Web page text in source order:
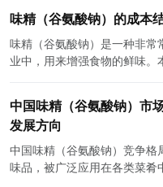
的数据来源，我们可以更加全
市场前景，为相关行业的决策
的纯度和稳定性，将成为行
产设备和工艺，对味精（谷
厂生产的效益和资源利用率
酸钠）行业竞争力的重要源泉。 最后，品质提升是中国味精（
理，加强原材料的选择和检验
的安全性和口感。此举既可
够提高产品的附加值和竞争力
境下，中国味精（谷氨酸钠
水平，提供更符合市场需求的产品。 综上所述，中国
市场前景广阔 味精作为一种重要的调味品，在中国菜肴中几乎无处不
在。随着人们生活水平的提
需求量也在不断增长。尤其是
际市场上具有较高的竞争力。
进入了欧美、东南亚等国家
中国食品行业技术水平的不断
步扩大份额。尤其是在一带
去”，推动中国味精品牌在全球范围内的推
了广泛的生产基地和销售网
其他调味品、功能性食品和
推出新产品以满足消费者的需
场中具有较高的知名度和市
司产品质量可靠，广泛应用于各种食品行业。
售味精产品外，还专注于研
发团队，并与国内外高校、科
力于提供高品质、安全可靠
于食品行业。味精的主要消
着中国人民生活水平的提高
工企业对于味精的需求也在不
此之外，随着中国人口结构
消费增长。老年人由于口味较
上几个因素综合影响了中国味精的下游
下游影响来说，首先是对原材
钠作为原材料，因此味精的
味精（谷氨酸钠）的成本
味精（谷氨酸钠）是一种非
业中，用来增强食物的鲜味
要原料是谷氨酸钠，其主要
氨基酸，天然存在于很多食
成的谷氨酸通常是通过用微生
酸合成需要原料成本和生产
的主要部分。此外，还有一些
中国味精（谷氨酸钠）市
发展方向
中国味精（谷氨酸钠）竞争格局及热门赛道 味
味品，被广泛应用在各类菜